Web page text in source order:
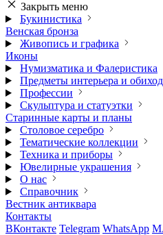
Закрыть меню
Букинистика
Венская бронза
Живопись и графика
Иконы
Нумизматика и Фалеристика
Предметы интерьера и
Профессии
Скульптура и статуэтки
Старинные карты и планы
Столовое серебро
Тематические коллекции
Техника и приборы
Ювелирные украшения
О нас
Справочник
Вестник антиквара
Контакты
ВКонтакте Telegram WhatsApp